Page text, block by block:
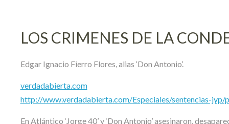
LOS CRIMENES DE LA
Edgar Ignacio Fierro Flores, alias ‘Don Antonio’.
verdadabierta.com
http://www.verdadabierta.com/Especiales/sentencias-jyp/
En Atlántico ‘Jorge 40’ y ‘Don Antonio’ asesinaron,